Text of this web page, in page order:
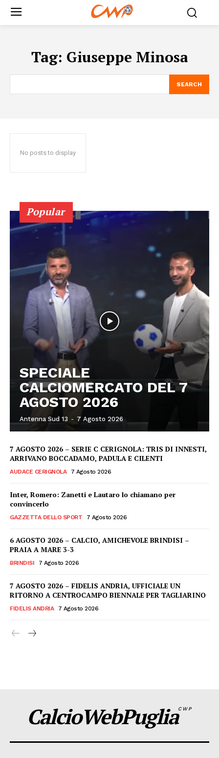
Tag: Giuseppe Minosa
SEARCH
No posts to display
Popular
SPECIALE
CALCIOMERCATO DEL 7
AGOSTO 2026
Antenna Sud 13 - 7 Agosto 2026
7 AGOSTO 2026 – SERIE C CERIGNOLA: TRIS DI INNESTI,
ARRIVANO BOCCADAMO, PADULA E CILENTI
AUDACE CERIGNOLA 7 Agosto 2026
Inter, Romero: Zanetti e Lautaro lo chiamano per
convincerlo
GAZZETTA DELLO SPORT 7 Agosto 2026
6 AGOSTO 2026 – CALCIO, AMICHEVOLE BRINDISI –
PRAIA A MARE 3-3
BRINDISI 7 Agosto 2026
7 AGOSTO 2026 – FIDELIS ANDRIA, UFFICIALE UN
RITORNO A CENTROCAMPO BIENNALE PER TAGLIARINO
FIDELIS ANDRIA 7 Agosto 2026
CalcioWebPugliaCWP